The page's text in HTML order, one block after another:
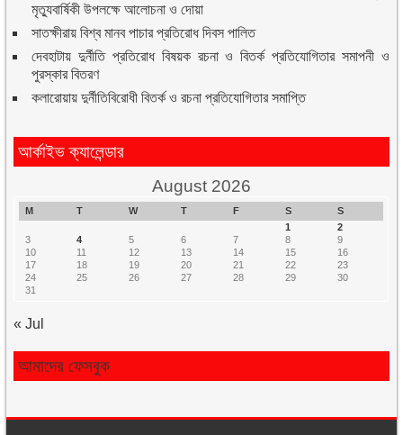
মৃত্যুবার্ষিকী উপলক্ষে আলোচনা ও দোয়া
সাতক্ষীরায় বিশ্ব মানব পাচার প্রতিরোধ দিবস পালিত
দেবহাটায় দুর্নীতি প্রতিরোধ বিষয়ক রচনা ও বিতর্ক প্রতিযোগিতার সমাপনী ও
পুরস্কার বিতরণ
কলারোয়ায় দুর্নীতিবিরোধী বিতর্ক ও রচনা প্রতিযোগিতার সমাপ্তি
আর্কাইভ ক্যালেন্ডার
August 2026
M T W T F S
S
1
2
3
4 5 6 7 8
9
10
11 12 13 14 15
16
17
18 19 20 21 22
23
24
25 26 27 28 29
30
31
« Jul
আমাদের ফেসবুক